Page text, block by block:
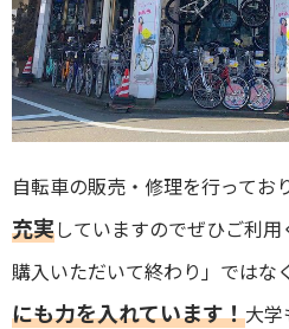
自転車の販売・修理を行ってお
充実していますのでぜひご利
購入いただいて終わり」ではなく
にも力を入れています！大